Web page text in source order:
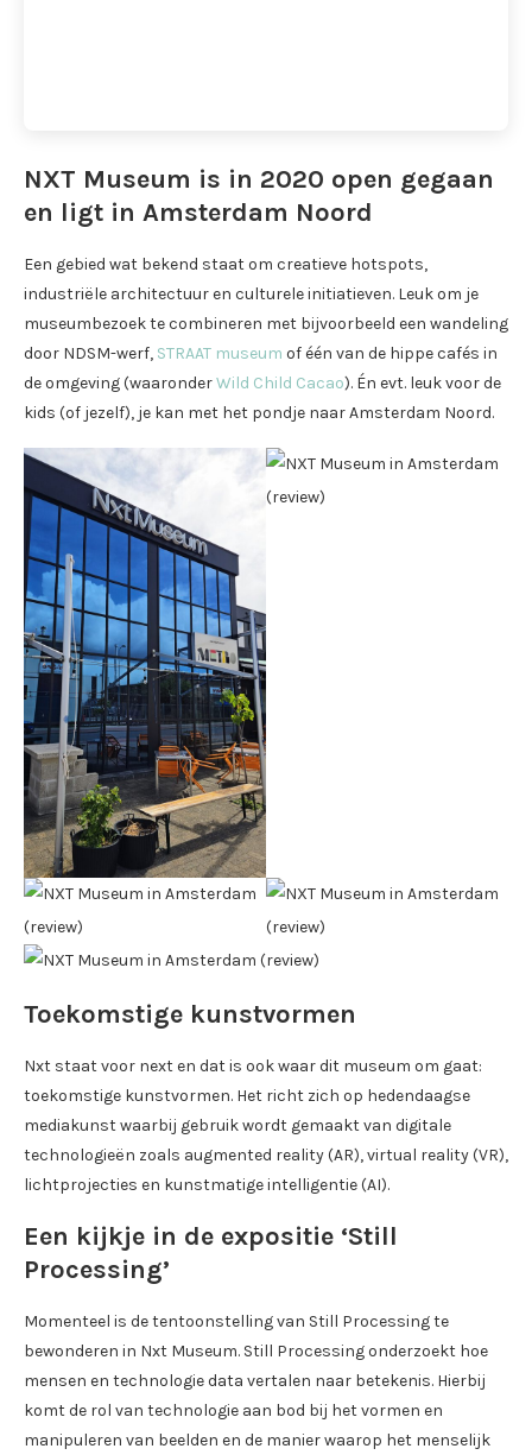
NXT Museum is in 2020 open gegaan
en ligt in Amsterdam Noord
Een gebied wat bekend staat om creatieve hotspots,
industriële architectuur en culturele initiatieven. Leuk om je
museumbezoek te combineren met bijvoorbeeld een wandeling
door NDSM-werf, STRAAT museum of één van de hippe cafés in
de omgeving (waaronderWild Child Cacao). Én evt. leuk voor de
kids (of jezelf), je kan met het pondje naar Amsterdam Noord.
Toekomstige kunstvormen
Nxt staat voor next en dat is ook waar dit museum om gaat:
toekomstige kunstvormen. Het richt zich op hedendaagse
mediakunst waarbij gebruik wordt gemaakt van digitale
technologieën zoals augmented reality (AR), virtual reality (VR),
lichtprojecties en kunstmatige intelligentie (AI).
Een kijkje in de expositie ‘Still
Processing’
Momenteel is de tentoonstelling van Still Processing te
bewonderen in Nxt Museum. Still Processing onderzoekt hoe
mensen en technologie data vertalen naar betekenis. Hierbij
komt de rol van technologie aan bod bij het vormen en
manipuleren van beelden en de manier waarop het menselijk